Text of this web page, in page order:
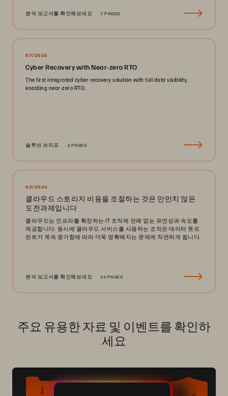
분석 보고서를 확인해보세요 7 PAGES
07/2026
Cyber Recovery with Near-zero RTO
The first integrated cyber recovery solution with full data visibility,
enabling near-zero RTO.
솔루션 브리프 3 PAGES
03/2024
클라우드 스토리지 비용을 조절하는 것은 만만치 않은
도전과제입니다
클라우드는 인프라를 확장하는 IT 조직에 전례 없는 유연성과 속도를
제공합니다. 동시에 클라우드 서비스를 사용하는 조직은 데이터 풋프
린트가 계속 증가함에 따라 더욱 명확해지는 문제에 직면하게 됩니다.
분석 보고서를 확인해보세요 14 PAGES
주요 유용한 자료 및 이벤트를 확인하
세요